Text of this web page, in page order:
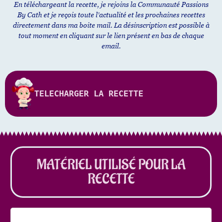
En téléchargeant la recette, je rejoins la Communauté Passions
By Cath et je reçois toute l’actualité et les prochaines recettes
directement dans ma boite mail. La désinscription est possible à
tout moment en cliquant sur le lien présent en bas de chaque
email.
TELECHARGER LA RECETTE
MATÉRIEL UTILISÉ POUR LA
RECETTE